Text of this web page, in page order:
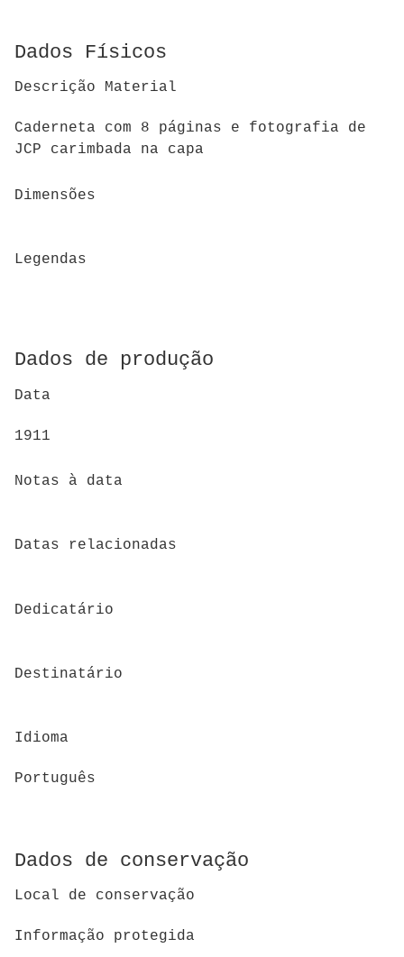
Dados Físicos
Descrição Material
Caderneta com 8 páginas e fotografia de
JCP carimbada na capa
Dimensões
Legendas
Dados de produção
Data
1911
Notas à data
Datas relacionadas
Dedicatário
Destinatário
Idioma
Português
Dados de conservação
Local de conservação
Informação protegida